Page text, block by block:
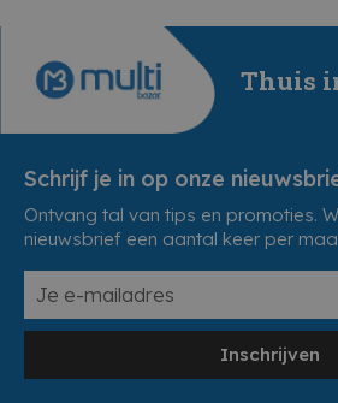
Thuis
Schrijf je in op onze
Ontvang tal van tips en promoties.
nieuwsbrief een aantal keer per
Inschrijven